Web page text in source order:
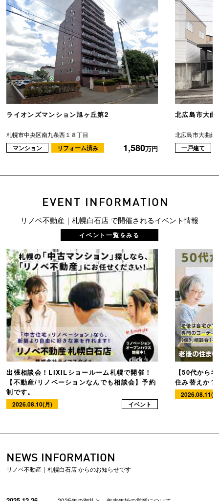
ライオンズマンション旭ヶ丘第2
札幌市中央区南九条西１８丁目
マンション リフォーム済み 1,580万円
北広島市大
北広島市大曲緑
一戸建て
EVENT INFORMATION
リノベ不動産｜札幌白石店 で開催されるイベント情報
イベント一覧をみる
出張相談会！LIXILショールーム札幌で開催！
【不動産/リノベーションなんでも相談会】予約
制です。
2026.08.10(月) イベント
【50代から
住み替えか
2026.08.11(
NEWS INFORMATION
リノベ不動産｜札幌白石店 からのお知らせです